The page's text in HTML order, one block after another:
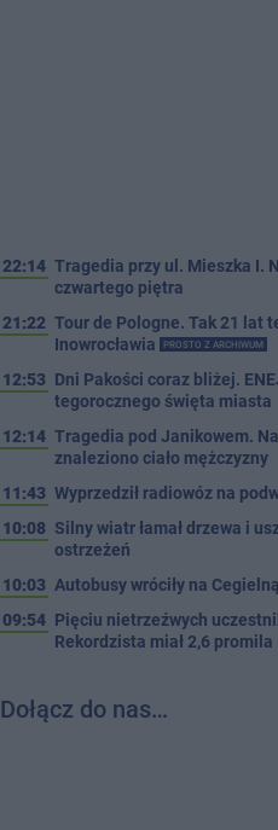
22:14 Tragedia przy ul. Mieszka I.
czwartego piętra
21:22 Tour de Pologne. Tak 21 lat
Inowrocławia
PROSTO Z ARCHIWUM
12:53 Dni Pakości coraz bliżej.
tegorocznego święta miasta
12:14 Tragedia pod Janikowem.
znaleziono ciało mężczyzny
11:43 Wyprzedził radiowóz na
10:08 Silny wiatr łamał drzewa i
ostrzeżeń
10:03 Autobusy wróciły na
09:54 Pięciu nietrzeźwych
Rekordzista miał 2,6 promila
Dołącz do nas…